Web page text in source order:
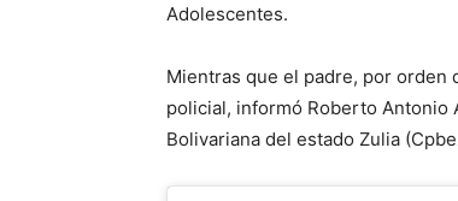
Adolescentes.
Mientras que el padre, por orden
policial, informó Roberto
Bolivariana del estado Zulia